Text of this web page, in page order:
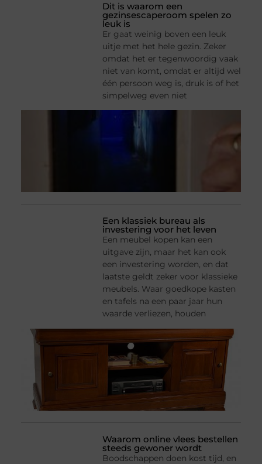
Dit is waarom een
gezinsescaperoom spelen zo
leuk is
Er gaat weinig boven een leuk
uitje met het hele gezin. Zeker
omdat het er tegenwoordig vaak
niet van komt, omdat er altijd wel
één persoon weg is, druk is of het
simpelweg even niet
Een klassiek bureau als
investering voor het leven
Een meubel kopen kan een
uitgave zijn, maar het kan ook
een investering worden, en dat
laatste geldt zeker voor klassieke
meubels. Waar goedkope kasten
en tafels na een paar jaar hun
waarde verliezen, houden
Waarom online vlees bestellen
steeds gewoner wordt
Boodschappen doen kost tijd, en